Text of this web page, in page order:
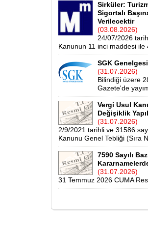
Sirküler:
Sigortalı
Verilecektir
(03.08.2026)
24/07/2026
Kanunun 11 inci maddesi ile
SGK
(31.07.2026)
Bilindiği üzere
Gazete'de
Vergi Usul
Değişiklik
(31.07.2026)
2/9/2021 tarihli ve 31586
Kanunu Genel Tebliği (Sıra
7590 Sayılı
(31.07.2026)
31 Temmuz 2026 CUMA